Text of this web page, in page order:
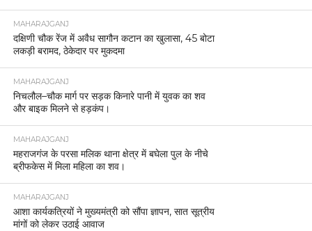
MAHARAJGANJ
दक्षिणी चौक रेंज में अवैध सागौन कटान का खुलासा, 45 बोटा
लकड़ी बरामद, ठेकेदार पर मुकदमा
MAHARAJGANJ
निचलौल–चौक मार्ग पर सड़क किनारे पानी में युवक का शव
और बाइक मिलने से हड़कंप।
MAHARAJGANJ
महराजगंज के परसा मलिक थाना क्षेत्र में बघेला पुल के नीचे
ब्रीफकेस में मिला महिला का शव।
MAHARAJGANJ
आशा कार्यकत्रियों ने मुख्यमंत्री को सौंपा ज्ञापन, सात सूत्रीय
मांगों को लेकर उठाई आवाज